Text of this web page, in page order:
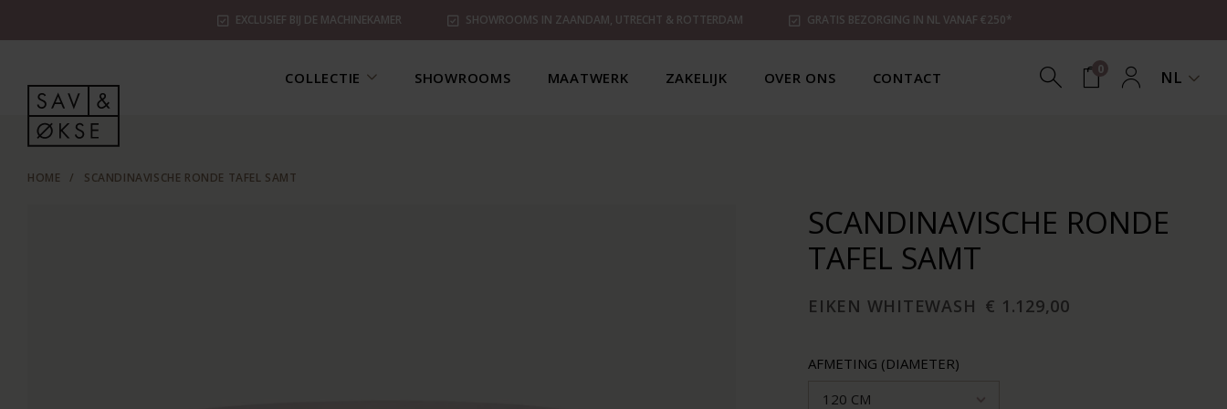
EXCLUSIEF BIJ DE MACHINEKAMER SHOWROOMS IN ZAANDAM, UTRECHT & ROTTERDAM GRATIS BEZORGING IN NL VANAF €250*
COLLECTIE SHOWROOMS MAATWERK ZAKELIJK OVER ONS CONTACT 0 NL
HOME / SCANDINAVISCHE RONDE TAFEL SAMT
SCANDINAVISCHE RONDE
TAFEL SAMT
EIKEN WHITEWASH € 1.129,00
AFMETING (DIAMETER)
120 CM